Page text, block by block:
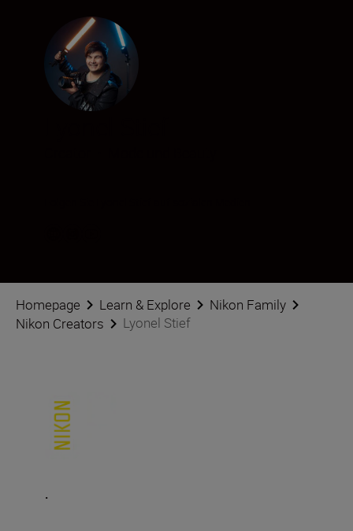
Homepage Learn & Explore
Nikon Family
Nikon Creators
Lyonel Stief
.